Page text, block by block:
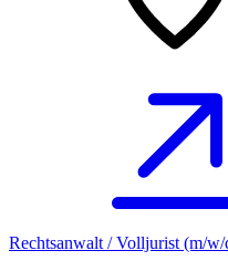
Rechtsanwalt / Volljurist (m/